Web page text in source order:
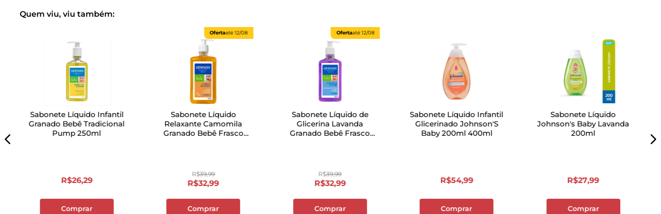
Quem viu, viu também:
Sabonete Líquido Infantil
Granado Bebê Tradicional
Pump 250ml
R$26,29
Comprar
Ofertaaté12/08
Sabonete Líquido
Relaxante Camomila
Granado Bebê Frasco
R$39,99
R$32,99
Comprar
Ofertaaté12/08
Sabonete Líquido de
Glicerina Lavanda
Granado Bebê Frasco
R$39,99
R$32,99
Comprar
Sabonete Líquido Infantil
Glicerinado Johnson'S
Baby 200ml 400ml
R$54,99
Comprar
Sabonete Líquido
Johnson's Baby Lavanda
200ml
R$27,99
Comprar